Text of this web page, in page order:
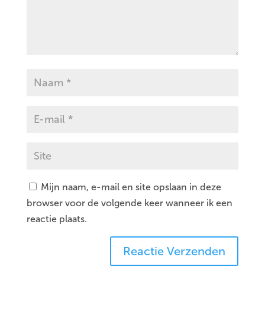
Mijn naam, e-mail en site opslaan in deze
browser voor de volgende keer wanneer ik een
reactie plaats.